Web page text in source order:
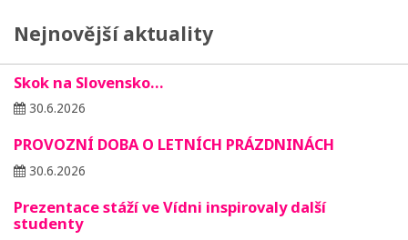
Nejnovější aktuality
Skok na Slovensko…
30.6.2026
PROVOZNÍ DOBA O LETNÍCH PRÁZDNINÁCH
30.6.2026
Prezentace stáží ve Vídni inspirovaly další
studenty